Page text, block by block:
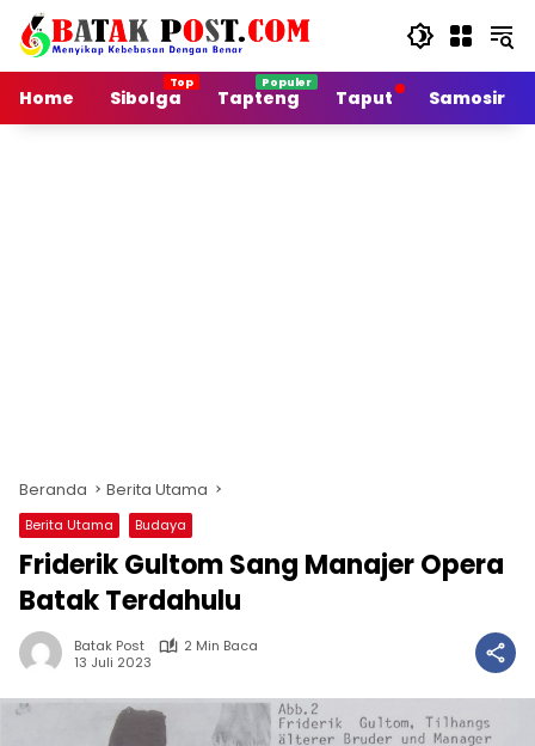
Langsung
konten
Home
Sibolga Tapteng Taput Samosir
Beranda Berita Utama
Berita Utama Budaya
Friderik Gultom Sang Manajer Opera
Batak Terdahulu
Batak Post
2 Min Baca
13 Juli 2023